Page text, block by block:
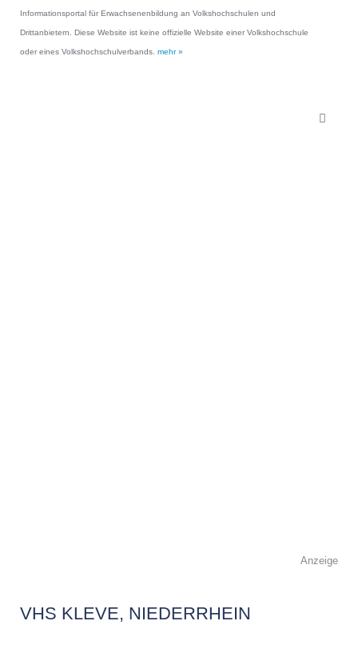
Informationsportal für Erwachsenenbildung an Volkshochschulen und
Drittanbietern. Diese Website ist keine offizielle Website einer Volkshochschule
oder eines Volkshochschulverbands. mehr »
Anzeige
VHS KLEVE, NIEDERRHEIN